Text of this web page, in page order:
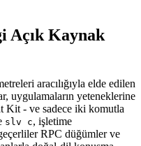
Açık Kaynak
aracılığıyla elde edilen
uygulamaların yeteneklerine
Kit - ve sadece iki komutla
slv c, işletime
RPC düğümler ve